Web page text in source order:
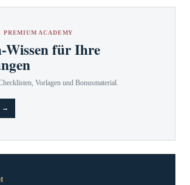
PREMIUM ACADEMY
Wissen für Ihre
Vorlagen und Bonusmaterial.
→